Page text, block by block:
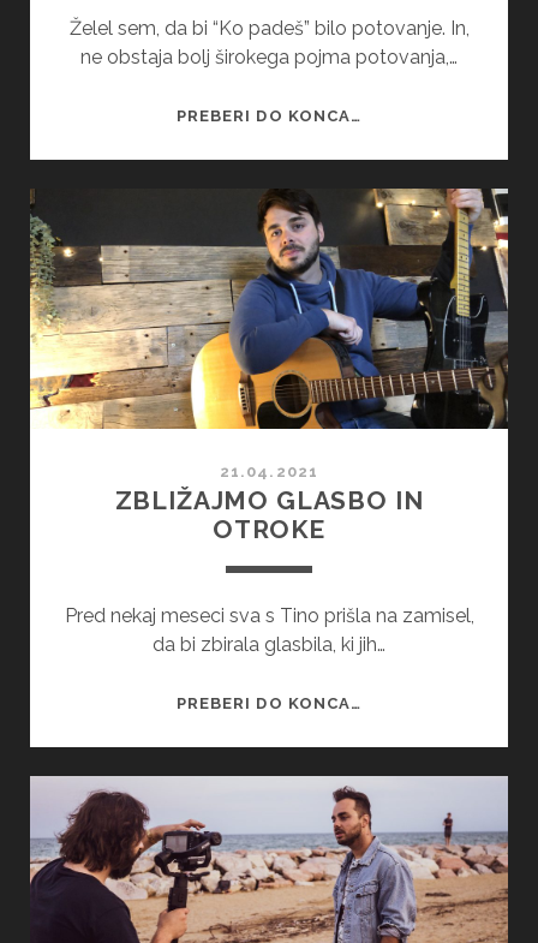
Želel sem, da bi “Ko padeš” bilo potovanje. In,
ne obstaja bolj širokega pojma potovanja,…
PREBERI DO KONCA…
URADNI
VIDEO
21.04.2021
ZBLIŽAJMO GLASBO IN
OTROKE
Pred nekaj meseci sva s Tino prišla na zamisel,
da bi zbirala glasbila, ki jih…
PREBERI DO KONCA…